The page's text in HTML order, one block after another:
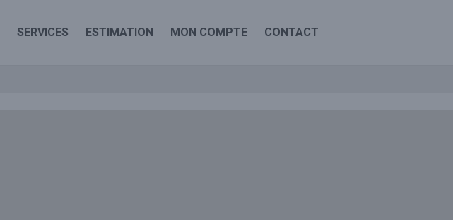
SERVICES ESTIMATION MON COMPTE CONTACT